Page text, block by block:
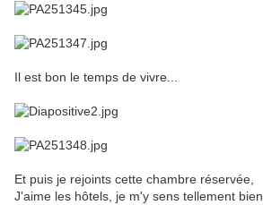
Il est bon le temps de vivre...
Et puis je rejoints cette chambre réservée,
J'aime les hôtels, je m'y sens tellement bien,